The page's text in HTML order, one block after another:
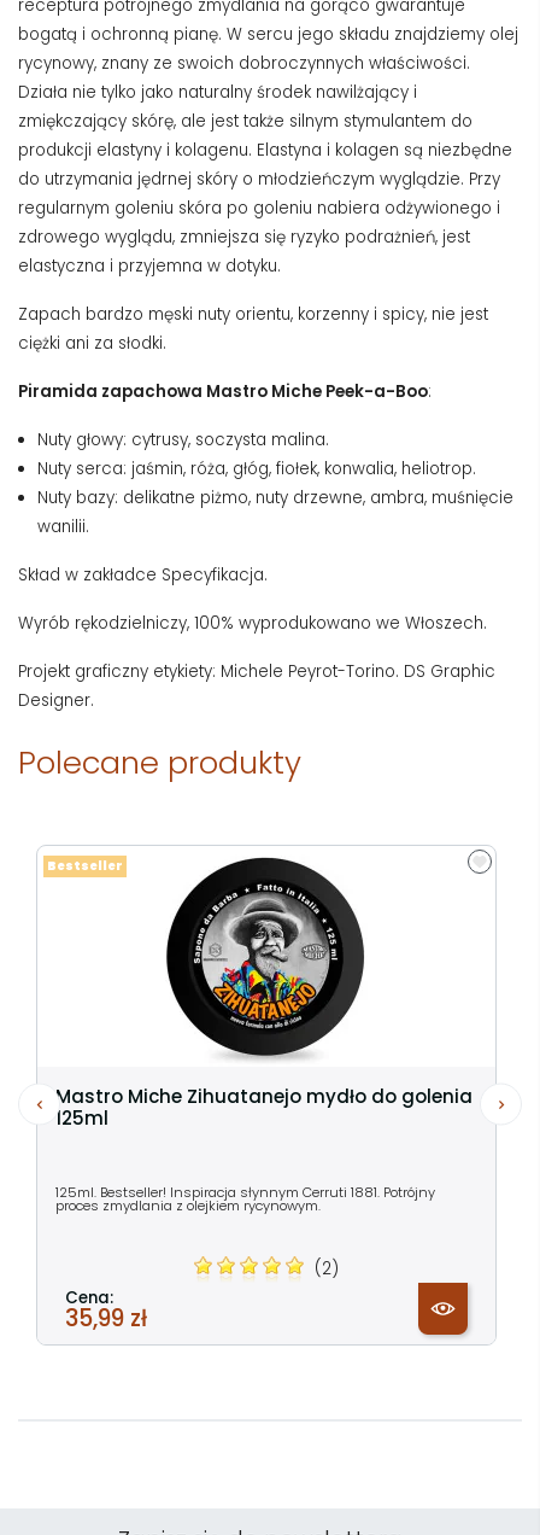
receptura potrójnego zmydlania na gorąco gwarantuje
bogatą i ochronną pianę. W sercu jego składu znajdziemy olej
rycynowy, znany ze swoich dobroczynnych właściwości.
Działa nie tylko jako naturalny środek nawilżający i
zmiękczający skórę, ale jest także silnym stymulantem do
produkcji elastyny ​​i kolagenu. Elastyna i kolagen są niezbędne
do utrzymania jędrnej skóry o młodzieńczym wyglądzie. Przy
regularnym goleniu skóra po goleniu nabiera odżywionego i
zdrowego wyglądu, zmniejsza się ryzyko podrażnień, jest
elastyczna i przyjemna w dotyku.
Zapach bardzo męski nuty orientu, korzenny i spicy, nie jest
ciężki ani za słodki.
Piramida zapachowa Mastro Miche Peek-a-Boo:
Nuty głowy: cytrusy, soczysta malina.
Nuty serca: jaśmin, róża, głóg, fiołek, konwalia, heliotrop.
Nuty bazy: delikatne piżmo, nuty drzewne, ambra, muśnięcie
wanilii.
Skład w zakładce Specyfikacja.
Wyrób rękodzielniczy, 100% wyprodukowano we Włoszech.
Projekt graficzny etykiety: Michele Peyrot-Torino. DS Graphic
Designer.
Polecane produkty
Mastro Miche Zihuatanejo mydło do golenia
125ml
125ml. Bestseller! Inspiracja słynnym Cerruti 1881. Potrójny
proces zmydlania z olejkiem rycynowym.
(2)
Cena:
35,99 zł
Bestseller